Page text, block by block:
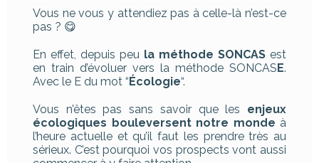
Vous ne vous y attendiez pas à celle-là n’est-ce
pas ? 😋
En effet, depuis peu la méthode SONCAS est
en train d’évoluer vers la méthode SONCAS E.
Avec le E du mot “ Écologie“.
Vous n’êtes pas sans savoir que les enjeux
écologiques bouleversent notre monde à
l’heure actuelle et qu’il faut les prendre très au
sérieux. C’est pourquoi vos prospects vont aussi